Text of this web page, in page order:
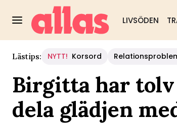
LIVSÖDEN
Lästips: NYTT! Korsord
Birgitta har
dela glädjen